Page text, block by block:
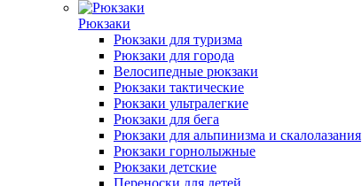
Рюкзаки
Рюкзаки для туризма
Рюкзаки для города
Велосипедные рюкзаки
Рюкзаки тактические
Рюкзаки ультралегкие
Рюкзаки для бега
Рюкзаки для альпинизма и скалолазания
Рюкзаки горнолыжные
Рюкзаки детские
Переноски для детей